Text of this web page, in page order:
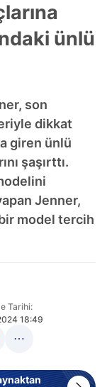
ünlü
son
dikkat
giren ünlü
şaşırttı.
Jenner,
model tercih
Tarihi:
18:49